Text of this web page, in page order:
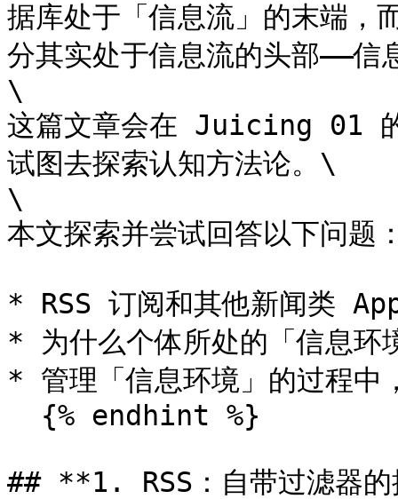
据库处于「信息流」的末端，
分其实处于信息流的头部——信
\
这篇文章会在 Juicing 01 的
试图去探索认知方法论。\
\
本文探索并尝试回答以下问题
* RSS 订阅和其他新闻类
* 为什么个体所处的「信息环
* 管理「信息环境」的过程中
## **1. RSS：自带过滤器